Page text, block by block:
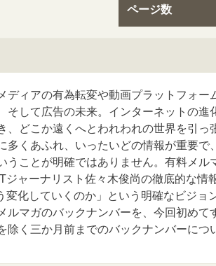
ページ数
ディアの有為転変や動画プラットフォ
そして広告の未来。インターネットの
、どこか遠くへとわれわれの世界を引
多くあふれ、いったいどの情報が重要
うことが明確ではありません。有料メル
ジャーナリスト佐々木俊尚の徹底的な情
変化していくのか」という明確なビジョ
ルマガのバックナンバーを、今回初め
除く三か月前までのバックナンバーにつ